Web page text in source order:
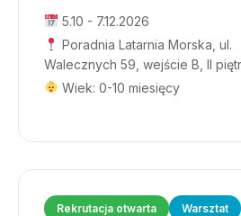
5.10 - 7.12.2026
Poradnia Latarnia Morska, ul.
Walecznych 59, wejście B, II
Wiek: 0-10 miesięcy
Rekrutacja otwarta Warsztat